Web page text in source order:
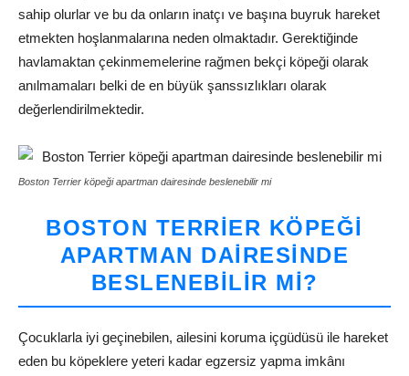
sahip olurlar ve bu da onların inatçı ve başına buyruk hareket
etmekten hoşlanmalarına neden olmaktadır. Gerektiğinde
havlamaktan çekinmemelerine rağmen bekçi köpeği olarak
anılmamaları belki de en büyük şanssızlıkları olarak
değerlendirilmektedir.
Boston Terrier köpeği apartman dairesinde beslenebilir mi
BOSTON TERRIER KÖPEĞI
APARTMAN DAIRESINDE
BESLENEBILIR MI?
Çocuklarla iyi geçinebilen, ailesini koruma içgüdüsü ile hareket
eden bu köpeklere yeteri kadar egzersiz yapma imkânı